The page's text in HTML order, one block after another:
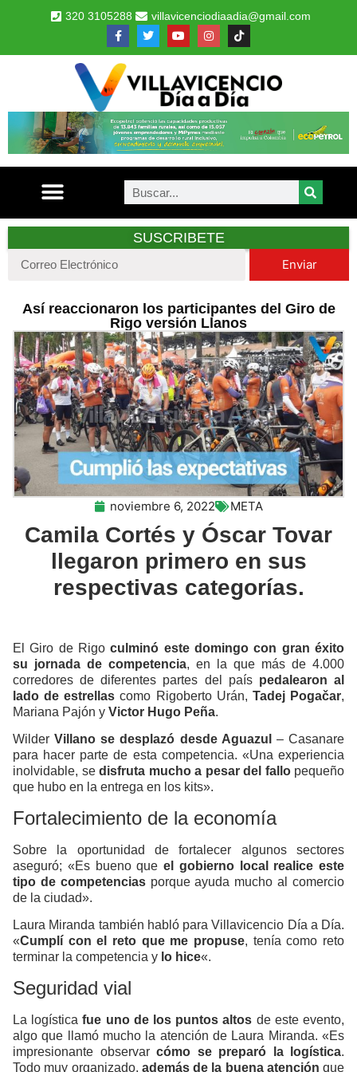
320 3105288 villavicenciodiaadia@gmail.com
SUSCRIBETE
Enviar
Así reaccionaron los participantes del Giro de
Rigo versión Llanos
noviembre 6, 2022 META
Camila Cortés y Óscar Tovar
llegaron primero en sus
respectivas categorías.
El Giro de Rigoculminó este domingo con gran éxito
su jornada de competencia, en la que más de 4.000
corredores de diferentes partes del paíspedalearon al
lado de estrellas como Rigoberto Urán, Tadej Pogačar,
Mariana Pajón y Victor Hugo Peña.
WilderVillano se desplazó desde Aguazul
– Casanare
para hacer parte de esta competencia. «Una experiencia
inolvidable, sedisfruta mucho a pesar del fallopequeño
que hubo en la entrega en los kits».
Fortalecimiento de la economía
Sobre la oportunidad de fortalecer algunos sectores
aseguró; «Es bueno que el gobierno local realice este
tipo de competenciasporque ayuda mucho al comercio
de la ciudad».
Laura Miranda también habló para Villavicencio Día a Día.
«Cumplí con el reto que me propuse, tenía como reto
terminar la competencia y lo hice«.
Seguridad vial
La logísticafue uno de los puntos altos de este evento,
algo que llamó mucho la atención de Laura Miranda. «Es
impresionante observar cómo se preparó la logística.
Todo muy organizado, además de la buena atención que